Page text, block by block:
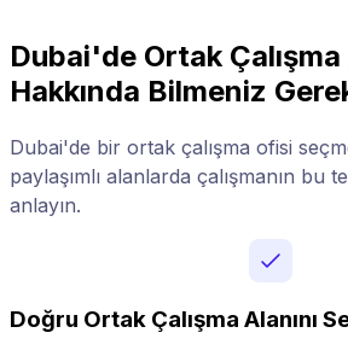
Dubai'de Ortak Çalışma
Hakkında Bilmeniz
Dubai'de bir ortak çalışma ofisi
paylaşımlı alanlarda çalışmanın bu
anlayın.
Doğru Ortak Çalışma Alanını